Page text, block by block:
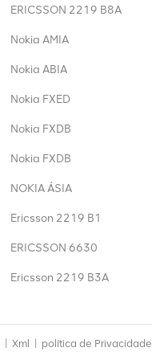
ERICSSON 2219 B8A
Nokia AMIA
Nokia ABIA
Nokia FXED
Nokia FXDB
Nokia FXDB
NOKIA ÁSIA
Ericsson 2219 B1
ERICSSON 6630
Ericsson 2219 B3A
Xml política de Privacidade